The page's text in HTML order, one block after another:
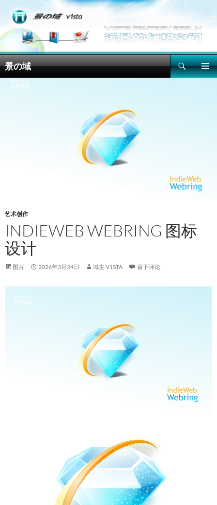
景の域
搜
索
至
艺术创作
INDIEWEB WEBRING 图标
设计
图片 2026年3月24日 域主 V1STA 留下评论